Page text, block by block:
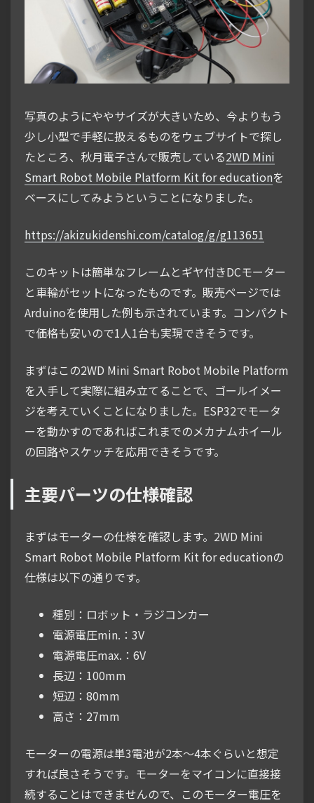
写真のようにややサイズが大きいため、今よりもう
少し小型で手軽に扱えるものをウェブサイトで探し
たところ、秋月電子さんで販売している2WD Mini
Smart Robot Mobile Platform Kit for educationを
ベースにしてみようということになりました。
https://akizukidenshi.com/catalog/g/g113651
このキットは簡単なフレームとギヤ付きDCモーター
と車輪がセットになったものです。販売ページでは
Arduinoを使用した例も示されています。コンパクト
で価格も安いので1人1台も実現できそうです。
まずはこの2WD Mini Smart Robot Mobile Platform
を入手して実際に組み立てることで、ゴールイメー
ジを考えていくことになりました。ESP32でモータ
ーを動かすのであればこれまでのメカナムホイール
の回路やスケッチを応用できそうです。
主要パーツの仕様確認
まずはモーターの仕様を確認します。2WD Mini
Smart Robot Mobile Platform Kit for educationの
仕様は以下の通りです。
種別：ロボット・ラジコンカー
電源電圧min.：3V
電源電圧max.：6V
長辺：100mm
短辺：80mm
高さ：27mm
モーターの電源は単3電池が2本～4本ぐらいと想定
すれば良さそうです。モーターをマイコンに直接接
続することはできませんので、このモーター電圧を